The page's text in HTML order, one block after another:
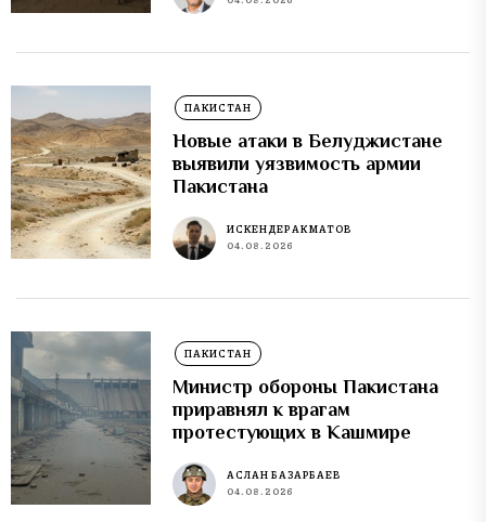
ПАКИСТАН
Новые атаки в Белуджистане
выявили уязвимость армии
Пакистана
ИСКЕНДЕР АКМАТОВ
04.08.2026
ПАКИСТАН
Министр обороны Пакистана
приравнял к врагам
протестующих в Кашмире
АСЛАН БАЗАРБАЕВ
04.08.2026